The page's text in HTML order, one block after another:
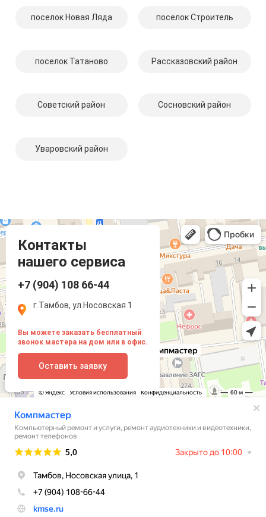
поселок Новая Ляда поселок Строитель
поселок Татаново Рассказовский район
Советский район Сосновский район
Уваровский район
Контакты
нашего сервиса
+7 (904) 108 66-44
г.Тамбов, ул.Носовская 1
Вы можете заказать бесплатный
звонок мастера на дом или в офис.
Оставить заявку
Компмастер
Тамбов
Носовская улица, 1